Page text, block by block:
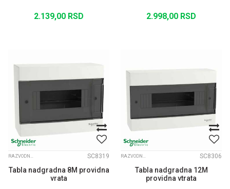
2.139,00 RSD 2.998,00 RSD
RAZVODNE TABLE EASY PRAGMA SC8319
Tabla nadgradna 8M providna
vrata
RAZVODNE TABLE EASY PRAGMA SC8306
Tabla nadgradna 12M
providna vtrata